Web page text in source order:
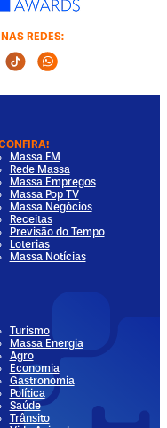
REDES:
MediaMedia
Social Media
Social Media
Tiktok Social Media
Whatsapp
Massa FM
Rede Massa
Massa Empregos
Massa Pop TV
Massa Negócios
Receitas
Previsão do Tempo
Loterias
Massa Notícias
Turismo
Massa Energia
Agro
Economia
Gastronomia
Política
Saúde
Trânsito